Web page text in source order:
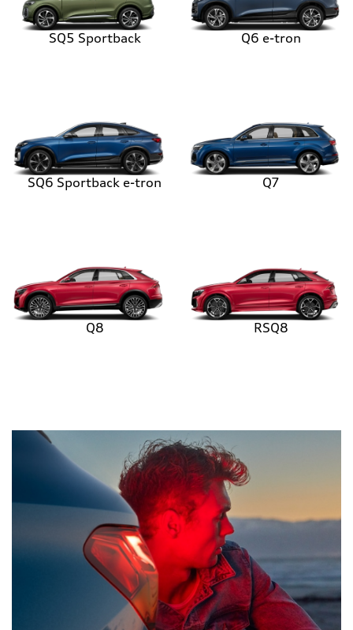
SQ5 Sportback Q6 e-tron
SQ6 Sportback e-tron Q7
Q8 RSQ8